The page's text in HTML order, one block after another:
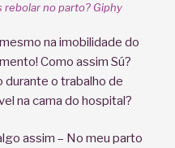
rebolar no parto? Giphy
na imobilidade do
Como assim Sú?
o trabalho de
na cama do hospital?
assim – No meu parto